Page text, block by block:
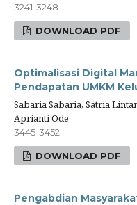
3241-3248
DOWNLOAD PDF
Optimalisasi Digital
Pendapatan UMKM
Sabaria Sabaria, Satria
Aprianti Ode
3445-3452
DOWNLOAD PDF
Pengabdian